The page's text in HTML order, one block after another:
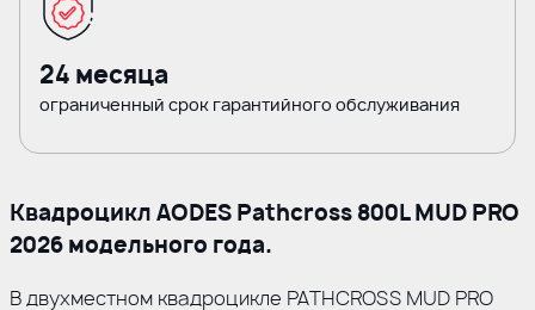
24 месяца
ограниченный срок гарантийного обслуживания
Квадроцикл AODES Pathcross 800L MUD PRO
2026 модельного года.
В двухместном квадроцикле PATHCROSS MUD PRO